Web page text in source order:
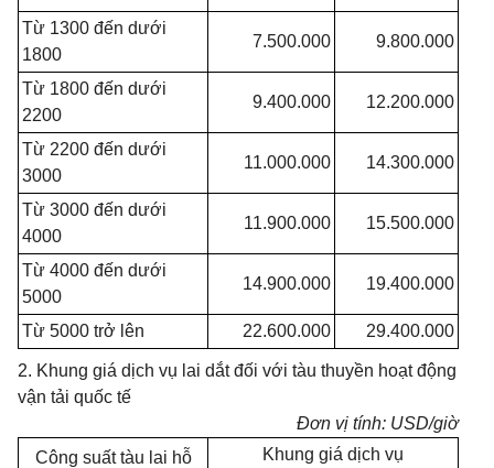
Từ 1300 đến dưới
1800
7.500.000 9.800.000
Từ 1800 đến dưới
2200
9.400.000 12.200.000
Từ 2200 đến dưới
3000
11.000.000 14.300.000
Từ 3000 đến dưới
4000
11.900.000 15.500.000
Từ 4000 đến dưới
5000
14.900.000 19.400.000
Từ 5000 trở lên 22.600.000 29.400.000
2. Khung giá dịch vụ lai dắt đối với tàu thuyền hoạt động
vận tải quốc tế
Đơn vị tính: USD/giờ
Công suất tàu lai hỗ
Khung giá dịch vụ